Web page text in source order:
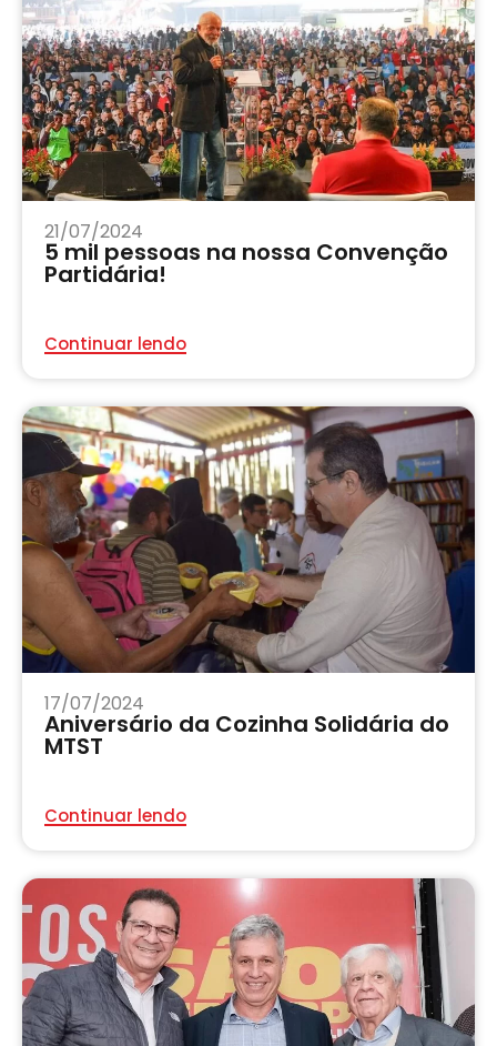
21/07/2024
5 mil pessoas na nossa Convenção
Partidária!
Continuar lendo
17/07/2024
Aniversário da Cozinha Solidária do
MTST
Continuar lendo